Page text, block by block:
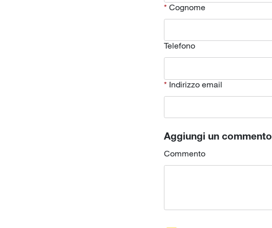
Cognome
Telefono
Indirizzo email
Aggiungi un commento
Commento